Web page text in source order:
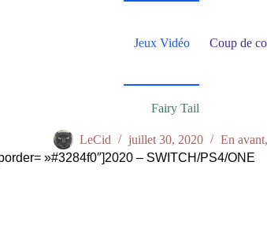
Jeux Vidéo Coup de
Fairy Tail
LeCid juillet 30, 2020 En avant,
»#3284f0″]2020 – SWITCH/PS4/ONE